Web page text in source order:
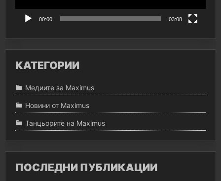
00:00 03:08
КАТЕГОРИИ
Медиите за Maximus
Новини от Maximus
Танцьорите на Maximus
ПОСЛЕДНИ ПУБЛИКАЦИИ